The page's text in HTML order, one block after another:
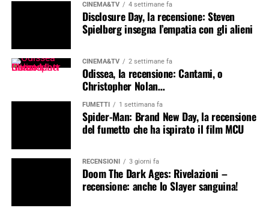
CINEMA&TV 4 settimane fa
Disclosure Day, la recensione: Steven
Spielberg insegna l’empatia con gli alieni
CINEMA&TV 2 settimane fa
Odissea, la recensione: Cantami, o
Christopher Nolan…
FUMETTI 1 settimana fa
Spider-Man: Brand New Day, la recensione
del fumetto che ha ispirato il film MCU
RECENSIONI 3 giorni fa
Doom The Dark Ages: Rivelazioni –
recensione: anche lo Slayer sanguina!